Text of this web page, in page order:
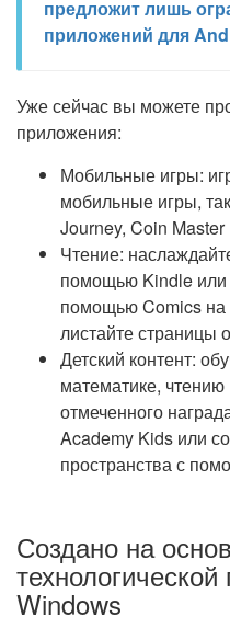
предложит лишь
приложений для
Уже сейчас вы можете
приложения:
Мобильные игры:
мобильные игры,
Journey, Coin Master
Чтение:
помощью Kindle
помощью Comics на
листайте страницы
Детский контент:
математике,
отмеченного
Academy Kids или
пространства с
Создано на
Windows